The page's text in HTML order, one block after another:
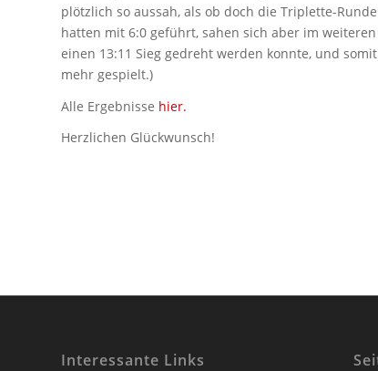
plötzlich so aussah, als ob doch die Triplette-
hatten mit 6:0 geführt, sahen sich aber im
einen 13:11 Sieg gedreht werden konnte, und
mehr gespielt.)
Alle Ergebnisse hier.
Herzlichen Glückwunsch!
Interessante Links